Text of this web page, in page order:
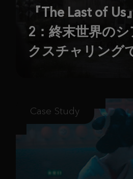
『The Last of
2：終末世界の
クスチャリング
Case Study